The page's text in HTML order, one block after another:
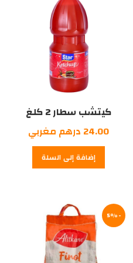
كيتشب سطار 2 كلغ
24.00 درهم مغربي
إضافة إلى السلة
-5%